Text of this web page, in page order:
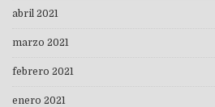
abril 2021
marzo 2021
febrero 2021
enero 2021